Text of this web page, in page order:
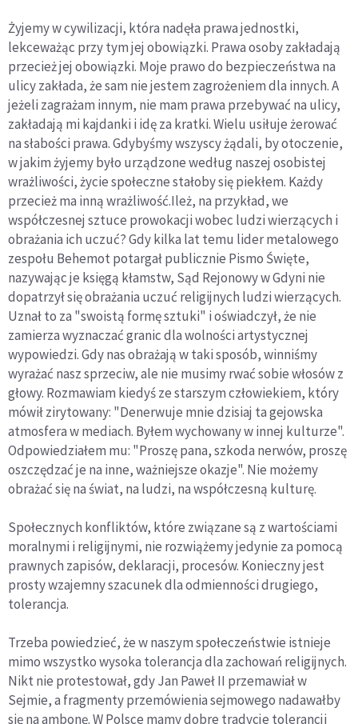
Żyjemy w cywilizacji, która nadęła prawa jednostki,
lekceważąc przy tym jej obowiązki. Prawa osoby zakładają
przecież jej obowiązki. Moje prawo do bezpieczeństwa na
ulicy zakłada, że sam nie jestem zagrożeniem dla innych. A
jeżeli zagrażam innym, nie mam prawa przebywać na ulicy,
zakładają mi kajdanki i idę za kratki. Wielu usiłuje żerować
na słabości prawa. Gdybyśmy wszyscy żądali, by otoczenie,
w jakim żyjemy było urządzone według naszej osobistej
wrażliwości, życie społeczne stałoby się piekłem. Każdy
przecież ma inną wrażliwość.Ileż, na przykład, we
współczesnej sztuce prowokacji wobec ludzi wierzących i
obrażania ich uczuć? Gdy kilka lat temu lider metalowego
zespołu Behemot potargał publicznie Pismo Święte,
nazywając je księgą kłamstw, Sąd Rejonowy w Gdyni nie
dopatrzył się obrażania uczuć religijnych ludzi wierzących.
Uznał to za "swoistą formę sztuki" i oświadczył, że nie
zamierza wyznaczać granic dla wolności artystycznej
wypowiedzi. Gdy nas obrażają w taki sposób, winniśmy
wyrażać nasz sprzeciw, ale nie musimy rwać sobie włosów z
głowy. Rozmawiam kiedyś ze starszym człowiekiem, który
mówił zirytowany: "Denerwuje mnie dzisiaj ta gejowska
atmosfera w mediach. Byłem wychowany w innej kulturze".
Odpowiedziałem mu: "Proszę pana, szkoda nerwów, proszę
oszczędzać je na inne, ważniejsze okazje". Nie możemy
obrażać się na świat, na ludzi, na współczesną kulturę.
Społecznych konfliktów, które związane są z wartościami
moralnymi i religijnymi, nie rozwiążemy jedynie za pomocą
prawnych zapisów, deklaracji, procesów. Konieczny jest
prosty wzajemny szacunek dla odmienności drugiego,
tolerancja.
Trzeba powiedzieć, że w naszym społeczeństwie istnieje
mimo wszystko wysoka tolerancja dla zachowań religijnych.
Nikt nie protestował, gdy Jan Paweł II przemawiał w
Sejmie, a fragmenty przemówienia sejmowego nadawałby
się na ambonę. W Polsce mamy dobre tradycje tolerancji